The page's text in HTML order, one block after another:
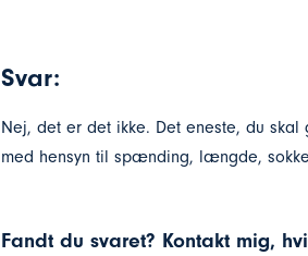
Svar:
Nej, det er det ikke. Det eneste, du
med hensyn til spænding, længde,
Fandt du svaret? Kontakt mig,